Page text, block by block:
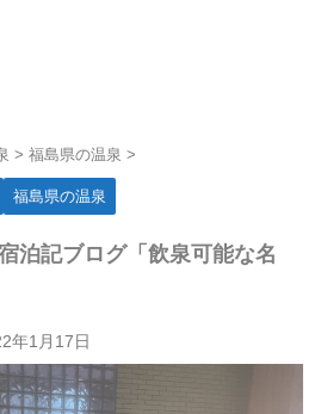
> 福島県の温泉 >
福島県の温泉
泊記ブログ「飲泉可能な名
年1月17日